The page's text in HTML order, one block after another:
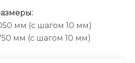
мм (с шагом 10 мм)
мм (с шагом 10 мм)